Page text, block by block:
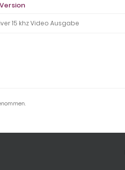
15 khz Video Ausgabe